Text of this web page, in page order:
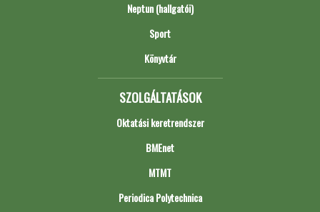
Neptun (hallgatói)
Sport
Könyvtár
SZOLGÁLTATÁSOK
Oktatási keretrendszer
BMEnet
MTMT
Periodica Polytechnica